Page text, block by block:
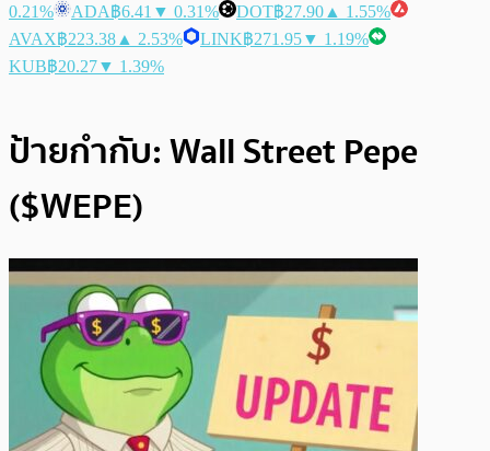
0.21%
ADA฿6.41 ▼ 0.31% DOT฿27.90 ▲ 1.55%
AVAX฿223.38 ▲ 2.53% LINK฿271.95▼ 1.19%
KUB฿20.27▼ 1.39%
ป้ายกำกับ:Wall Street Pepe
($WEPE)